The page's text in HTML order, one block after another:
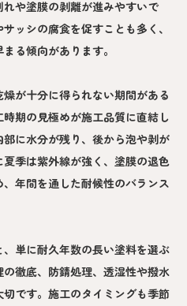
や塗膜の剥離が進みやすいで
ッシの腐食を促すことも多く、
る傾向があります。
が十分に得られない期間がある
期の見極めが施工品質に直結し
に水分が残り、後から泡や剥が
季は紫外線が強く、塗膜の退色
年間を通した耐候性のバランス
単に耐久年数の長い塗料を選ぶ
徹底、防錆処理、透湿性や撥水
です。施工のタイミングも季節